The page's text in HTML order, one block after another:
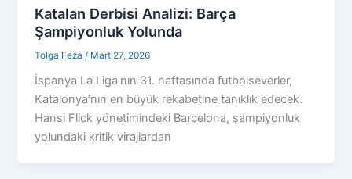
Katalan Derbisi Analizi: Barça
Şampiyonluk Yolunda
Tolga Feza / Mart 27, 2026
İspanya La Liga’nın 31. haftasında futbolseverler,
Katalonya’nın en büyük rekabetine tanıklık edecek.
Hansi Flick yönetimindeki Barcelona, şampiyonluk
yolundaki kritik virajlardan